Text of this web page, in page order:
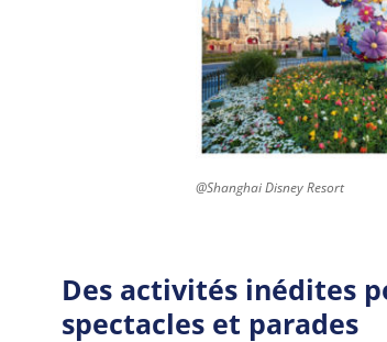
@Shanghai Disney Resort
Des activités inédites
spectacles et parades